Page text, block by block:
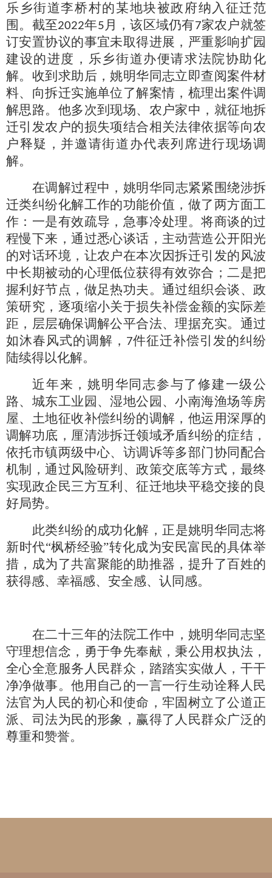
乐乡街道李桥村的某地块被政府纳入征迁范
围。截至2022年5月，该区域仍有7家农户就签
订安置协议的事宜未取得进展，严重影响扩园
建设的进度，乐乡街道办便请求法院协助化
解。收到求助后，姚明华同志立即查阅案件材
料、向拆迁实施单位了解案情，梳理出案件调
解思路。他多次到现场、农户家中，就征地拆
迁引发农户的损失项结合相关法律依据等向农
户释疑，并邀请街道办代表列席进行现场调
解。
在调解过程中，姚明华同志紧紧围绕涉拆
迁类纠纷化解工作的功能价值，做了两方面工
作：一是有效疏导，急事冷处理。将商谈的过
程慢下来，通过悉心谈话，主动营造公开阳光
的对话环境，让农户在本次因拆迁引发的风波
中长期被动的心理低位获得有效弥合；二是把
握利好节点，做足热功夫。通过组织会谈、政
策研究，逐项缩小关于损失补偿金额的实际差
距，层层确保调解公平合法、理据充实。通过
如沐春风式的调解， 7件征迁补偿引发的纠纷
陆续得以化解。
近年来，姚明华同志参与了修建一级公
路、城东工业园、湿地公园、小南海渔场等房
屋、土地征收补偿纠纷的调解，他运用深厚的
调解功底，厘清涉拆迁领域矛盾纠纷的症结，
依托市镇两级中心、访调诉等多部门协同配合
机制，通过风险研判、政策交底等方式，最终
实现政企民三方互利、征迁地块平稳交接的良
好局势。
此类纠纷的成功化解，正是姚明华同志将
新时代“枫桥经验”转化成为安民富民的具体举
措，成为了共富聚能的助推器，提升了百姓的
获得感、幸福感、安全感、认同感。
在二十三年的法院工作中，姚明华同志坚
守理想信念，勇于争先奉献，秉公用权执法，
全心全意服务人民群众，踏踏实实做人，干干
净净做事。他用自己的一言一行生动诠释人民
法官为人民的初心和使命，牢固树立了公道正
派、司法为民的形象，赢得了人民群众广泛的
尊重和赞誉。